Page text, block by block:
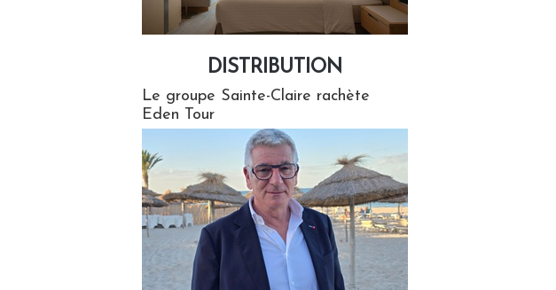
DISTRIBUTION
Le groupe Sainte-Claire rachète
Eden Tour